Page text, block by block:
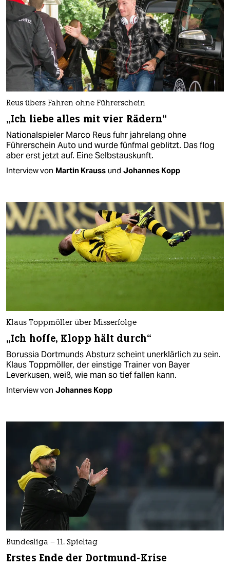
Reus übers Fahren ohne Führerschein
„Ich liebe alles mit vier Rädern“
Nationalspieler Marco Reus fuhr jahrelang ohne
Führerschein Auto und wurde fünfmal geblitzt. Das flog
aber erst jetzt auf. Eine Selbstauskunft.
Interview von Martin Krauss und Johannes Kopp
Klaus Toppmöller über Misserfolge
„Ich hoffe, Klopp hält durch“
Borussia Dortmunds Absturz scheint unerklärlich zu sein.
Klaus Toppmöller, der einstige Trainer von Bayer
Leverkusen, weiß, wie man so tief fallen kann.
Interview von Johannes Kopp
Bundesliga – 11. Spieltag
Erstes Ende der Dortmund-Krise